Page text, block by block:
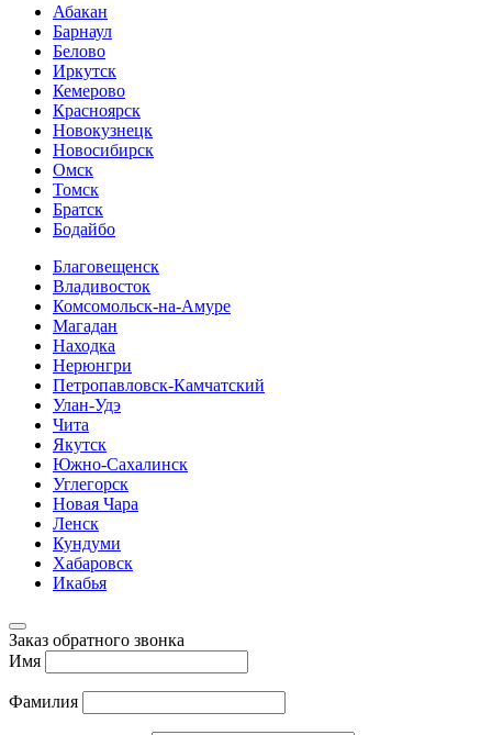
Абакан
Барнаул
Белово
Иркутск
Кемерово
Красноярск
Новокузнецк
Новосибирск
Омск
Томск
Братск
Бодайбо
Благовещенск
Владивосток
Комсомольск-на-Амуре
Магадан
Находка
Нерюнгри
Петропавловск-Камчатский
Улан-Удэ
Чита
Якутск
Южно-Сахалинск
Углегорск
Новая Чара
Ленск
Кундуми
Хабаровск
Икабья
Заказ обратного звонка
Имя
Фамилия